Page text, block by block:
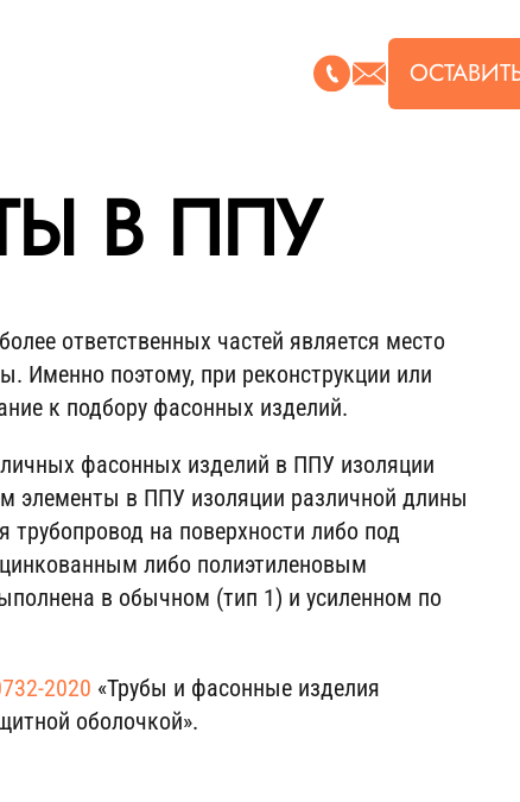
В ППУ
ответственных частей является место
Именно поэтому, при реконструкции или
к подбору фасонных изделий.
фасонных изделий в ППУ изоляции
элементы в ППУ изоляции различной длины
на поверхности либо под
либо полиэтиленовым
в обычном (тип 1) и усиленном по
2020 «Трубы и фасонные изделия
оболочкой».